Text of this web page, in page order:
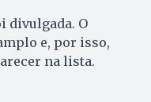
divulgada. O
e, por isso,
na lista.